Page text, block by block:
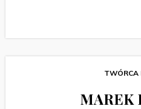
TWÓRCA
MAREK